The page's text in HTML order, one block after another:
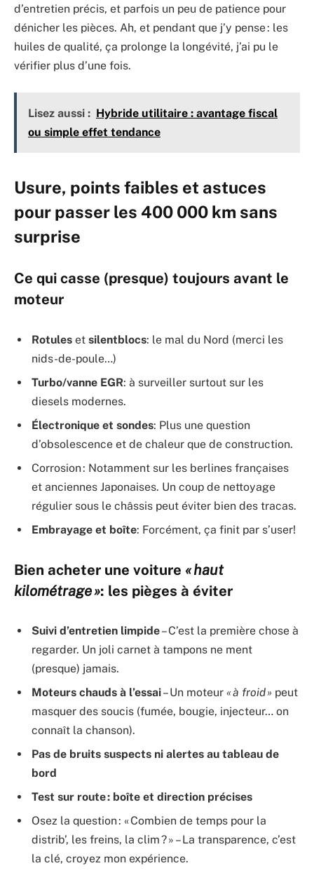
d’entretien précis, et parfois un peu de patience pour
dénicher les pièces. Ah, et pendant que j’y pense : les
huiles de qualité, ça prolonge la longévité, j’ai pu le
vérifier plus d’une fois.
Lisez aussi : Hybride utilitaire : avantage fiscal
ou simple effet tendance
Usure, points faibles et astuces
pour passer les 400 000 km sans
surprise
Ce qui casse (presque) toujours avant le
moteur
Rotules et silentblocs: le mal du Nord (merci les
nids-de-poule…)
Turbo/vanne EGR: à surveiller surtout sur les
diesels modernes.
Électronique et sondes: Plus une question
d’obsolescence et de chaleur que de construction.
Corrosion : Notamment sur les berlines françaises
et anciennes Japonaises. Un coup de nettoyage
régulier sous le châssis peut éviter bien des tracas.
Embrayage et boîte: Forcément, ça finit par s’user!
Bien acheter une voiture « haut
kilométrage »: les pièges à éviter
Suivi d’entretien limpide– C’est la première chose à
regarder. Un joli carnet à tampons ne ment
(presque) jamais.
Moteurs chauds à l’essai– Un moteur « à froid » peut
masquer des soucis (fumée, bougie, injecteur… on
connaît la chanson).
Pas de bruits suspects ni alertes au tableau de
bord
Test sur route : boîte et direction précises
Osez la question : « Combien de temps pour la
distrib’, les freins, la clim ? » – La transparence, c’est
la clé, croyez mon expérience.